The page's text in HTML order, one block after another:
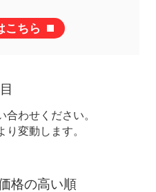
こちら
合わせください。
変動します。
格の高い順